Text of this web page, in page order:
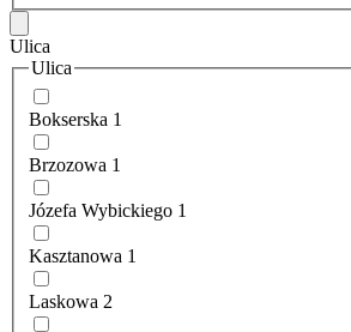
Ulica
Ulica
Bokserska 1
Brzozowa 1
Józefa Wybickiego 1
Kasztanowa 1
Laskowa 2